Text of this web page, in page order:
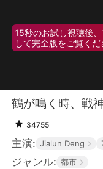
15秒のお試し視聴後
して完全版をご覧くだ
鶴が鳴く時、戦
34755
主演: Jialun Deng
ジャンル: 都市